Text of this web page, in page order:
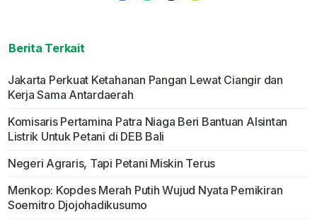
Berita Terkait
Jakarta Perkuat Ketahanan Pangan Lewat Ciangir dan
Kerja Sama Antardaerah
Komisaris Pertamina Patra Niaga Beri Bantuan Alsintan
Listrik Untuk Petani di DEB Bali
Negeri Agraris, Tapi Petani Miskin Terus
Menkop: Kopdes Merah Putih Wujud Nyata Pemikiran
Soemitro Djojohadikusumo